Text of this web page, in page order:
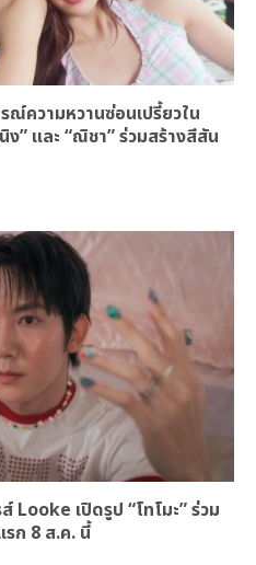
ณ์ความหวานซ่อนเปรี้ยวใน
” และ “ณิชา” ร่วมสร้างสีสัน
Looke เปิดรูป “โทโมะ” ร่วม
รก 8 ส.ค. นี้